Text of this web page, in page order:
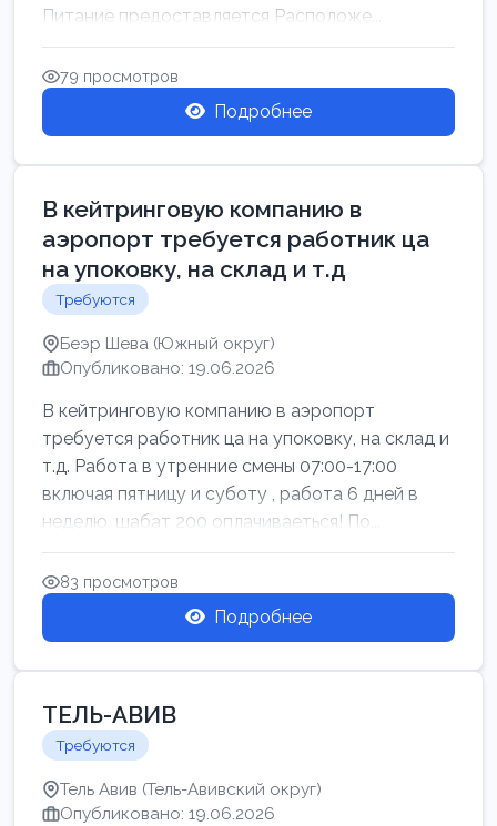
Питание предоставляется Расположе...
79 просмотров
Подробнее
В кейтринговую компанию в
аэропорт требуется работник ца
на упоковку, на склад и т.д
Требуются
Беэр Шева (Южный округ)
Опубликовано: 19.06.2026
В кейтринговую компанию в аэропорт
требуется работник ца на упоковку, на склад и
т.д. Работа в утренние смены 07:00-17:00
включая пятницу и суботу , работа 6 дней в
неделю, шабат 200 оплачиваеться! По...
83 просмотров
Подробнее
ТЕЛЬ-АВИВ
Требуются
Тель Авив (Тель-Авивский округ)
Опубликовано: 19.06.2026